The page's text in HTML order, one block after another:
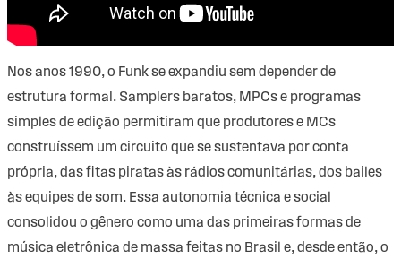
Nos anos 1990, o Funk se expandiu sem depender de
estrutura formal. Samplers baratos, MPCs e programas
simples de edição permitiram que produtores e MCs
construíssem um circuito que se sustentava por conta
própria, das fitas piratas às rádios comunitárias, dos bailes
às equipes de som. Essa autonomia técnica e social
consolidou o gênero como uma das primeiras formas de
música eletrônica de massa feitas no Brasil e, desde então, o